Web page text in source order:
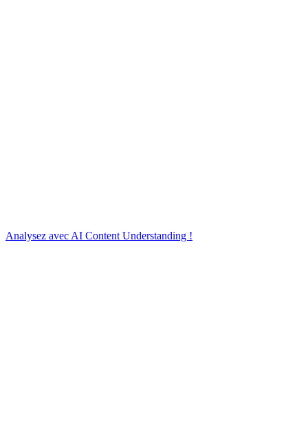
Analysez avec AI Content Understanding !